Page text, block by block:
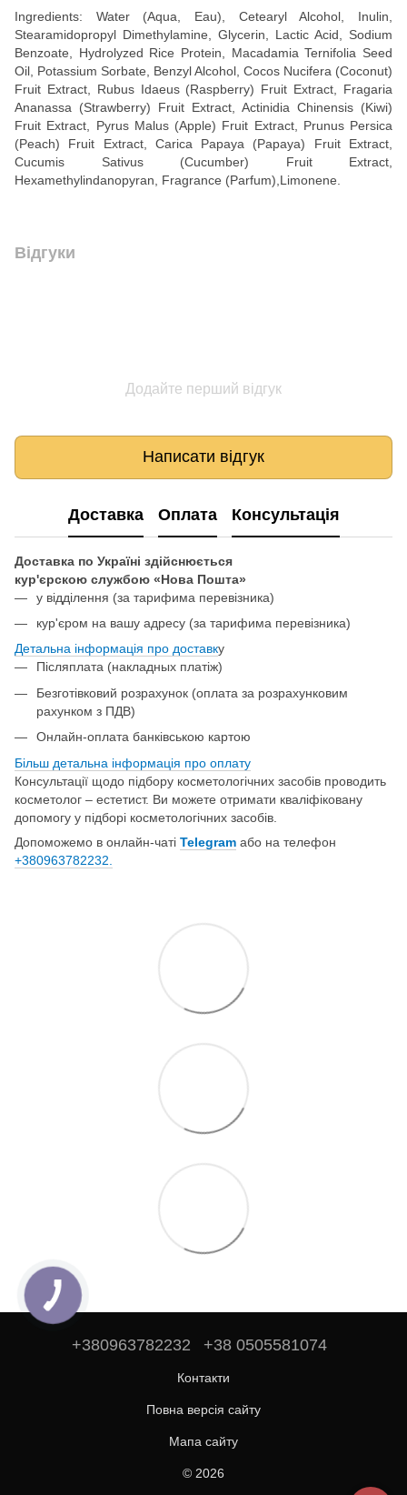
Ingredients: Water (Aqua, Eau), Cetearyl Alcohol, Inulin,
Stearamidopropyl Dimethylamine, Glycerin, Lactic Acid, Sodium
Benzoate, Hydrolyzed Rice Protein, Macadamia Ternifolia Seed
Oil, Potassium Sorbate, Benzyl Alcohol, Cocos Nucifera (Coconut)
Fruit Extract, Rubus Idaeus (Raspberry) Fruit Extract, Fragaria
Ananassa (Strawberry) Fruit Extract, Actinidia Chinensis (Kiwi)
Fruit Extract, Pyrus Malus (Apple) Fruit Extract, Prunus Persica
(Peach) Fruit Extract, Carica Papaya (Papaya) Fruit Extract,
Cucumis Sativus (Cucumber) Fruit Extract,
Hexamethylindanopyran, Fragrance (Parfum),Limonene.
Відгуки
Додайте перший відгук
Написати відгук
Доставка Оплата Консультація
Доставка по Україні здійснюється
кур'єрскою службою «Нова Пошта»
у відділення (за тарифима перевізника)
кур'єром на вашу адресу (за тарифима перевізника)
Детальна інформація про доставку
Післяплата (накладных платіж)
Безготівковий розрахунок (оплата за розрахунковим
рахунком з ПДВ)
Онлайн-оплата банківською картою
Більш детальна інформація про оплату
Консультації щодо підбору косметологічних засобів проводить
косметолог – естетист. Ви можете отримати кваліфіковану
допомогу у підборі косметологічних засобів.
Допоможемо в онлайн-чаті Telegram або на телефон
+380963782232.
+380963782232 +38 0505581074
Контакти
Повна версія сайту
Мапа сайту
© 2026